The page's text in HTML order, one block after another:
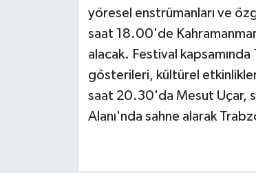
yöresel enstrümanları ve
saat 18.00'de
alacak. Festival
gösterileri, kültürel
saat 20.30'da Mesut Uçar,
Alanı'nda sahne alarak